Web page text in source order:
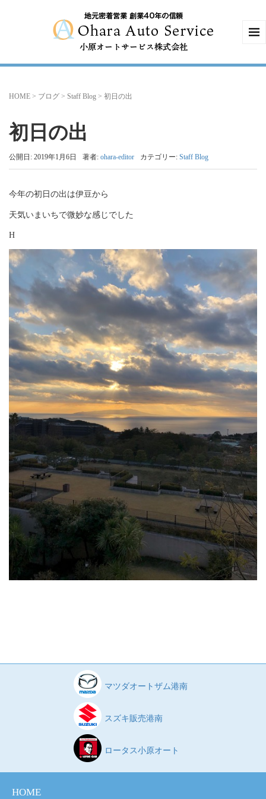
HOME > ブログ > Staff Blog > 初日の出
初日の出
公開日: 2019年1月6日 著者: ohara-editor カテゴリー: Staff Blog
今年の初日の出は伊豆から
天気いまいちで微妙な感じでした
H
マツダオートザム港南
スズキ販売港南
ロータス小原オート
HOME